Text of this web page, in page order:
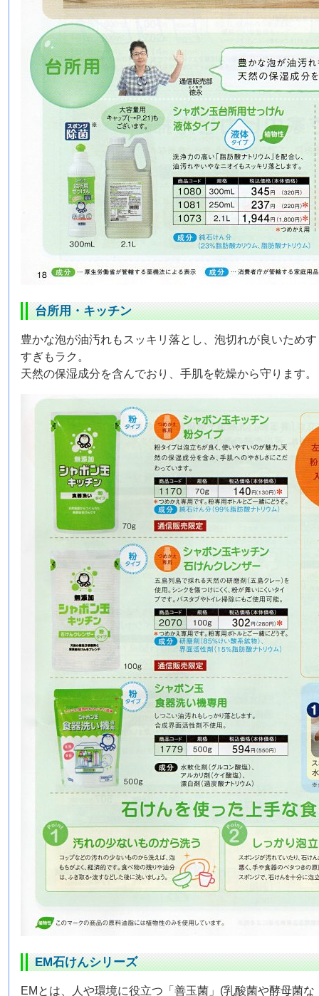
台所用・キッチン
豊かな泡が油汚れもスッキリ落とし、泡切れが良いためす
すぎもラク。
天然の保湿成分を含んでおり、手肌を乾燥から守ります。
EM石けんシリーズ
EMとは、人や環境に役立つ「善玉菌」(乳酸菌や酵母菌な